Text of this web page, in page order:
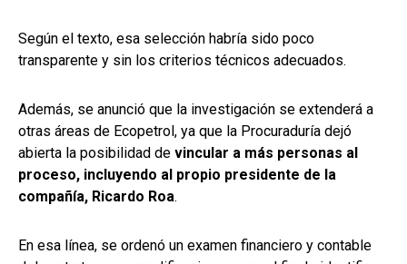
Según el texto, esa selección habría sido poco
transparente y sin los criterios técnicos adecuados.
Además, se anunció que la investigación se extenderá a
otras áreas de Ecopetrol, ya que la Procuraduría dejó
abierta la posibilidad de vincular a más personas al
proceso, incluyendo al propio presidente de la
compañía, Ricardo Roa.
En esa línea, se ordenó un examen financiero y contable